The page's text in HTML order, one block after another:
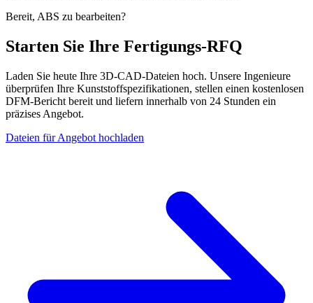
Bereit, ABS zu bearbeiten?
Starten Sie Ihre Fertigungs-RFQ
Laden Sie heute Ihre 3D-CAD-Dateien hoch. Unsere Ingenieure
überprüfen Ihre Kunststoffspezifikationen, stellen einen kostenlosen
DFM-Bericht bereit und liefern innerhalb von 24 Stunden ein
präzises Angebot.
Dateien für Angebot hochladen